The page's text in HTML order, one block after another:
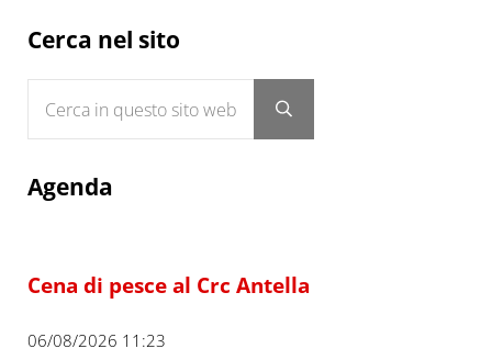
Sidebar
Cerca nel sito
Submit search
Agenda
Cena di pesce al Crc Antella
06/08/2026 11:23